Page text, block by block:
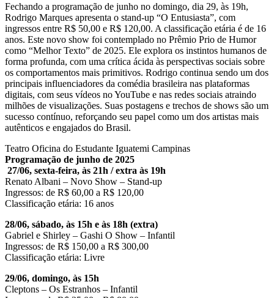
Fechando a programação de junho no domingo, dia 29, às 19h,
Rodrigo Marques apresenta o stand-up “O Entusiasta”, com
ingressos entre R$ 50,00 e R$ 120,00. A classificação etária é de 16
anos. Este novo show foi contemplado no Prêmio Prio de Humor
como “Melhor Texto” de 2025. Ele explora os instintos humanos de
forma profunda, com uma crítica ácida às perspectivas sociais sobre
os comportamentos mais primitivos. Rodrigo continua sendo um dos
principais influenciadores da comédia brasileira nas plataformas
digitais, com seus vídeos no YouTube e nas redes sociais atraindo
milhões de visualizações. Suas postagens e trechos de shows são um
sucesso contínuo, reforçando seu papel como um dos artistas mais
autênticos e engajados do Brasil.
Teatro Oficina do Estudante Iguatemi Campinas
Programação de junho de 2025
27/06, sexta-feira, às 21h / extra às 19h
Renato Albani – Novo Show – Stand-up
Ingressos: de R$ 60,00 a R$ 120,00
Classificação etária: 16 anos
28/06, sábado, às 15h e às 18h (extra)
Gabriel e Shirley – Gashi O Show – Infantil
Ingressos: de R$ 150,00 a R$ 300,00
Classificação etária: Livre
29/06, domingo, às 15h
Cleptons – Os Estranhos – Infantil